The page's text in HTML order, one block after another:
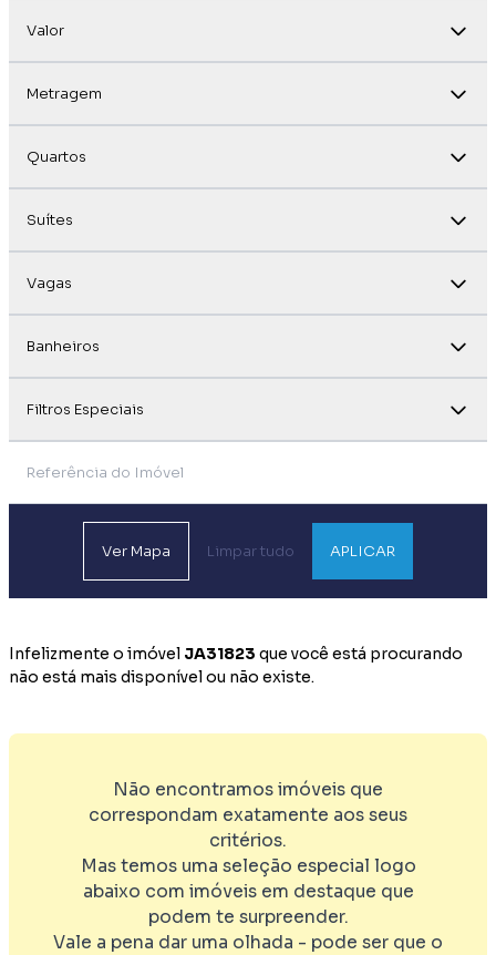
Valor
Metragem
Quartos
Suítes
Vagas
Banheiros
Filtros Especiais
Ver Mapa Limpar tudo APLICAR
Infelizmente o imóvel JA31823 que você está procurando
não está mais disponível ou não existe.
Não encontramos imóveis que
correspondam exatamente aos seus
critérios.
Mas temos uma seleção especial logo
abaixo com imóveis em destaque que
podem te surpreender.
Vale a pena dar uma olhada - pode ser que o